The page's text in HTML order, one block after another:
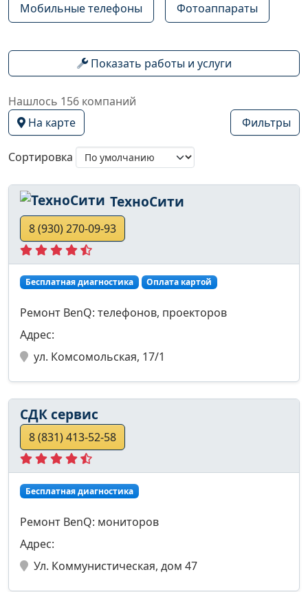
Мобильные телефоны Фотоаппараты
Показать работы и услуги
Нашлось 156 компаний
На карте
Фильтры
Сортировка
ТехноСити
8 (930) 270-09-93
Бесплатная диагностика Оплата картой
Ремонт BenQ: телефонов, проекторов
Адрес:
ул. Комсомольская, 17/1
СДК сервис
8 (831) 413-52-58
Бесплатная диагностика
Ремонт BenQ: мониторов
Адрес:
Ул. Коммунистическая, дом 47